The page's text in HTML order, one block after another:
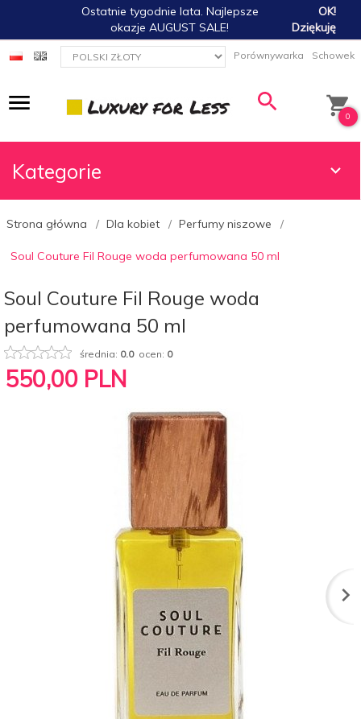
Ostatnie tygodnie lata. Najlepsze
okazje AUGUST SALE!
OK!
Dziękuję
currency_h Porównywarka Schowek
0
Kategorie
Strona główna Dla kobiet Perfumy niszowe
Soul Couture Fil Rouge woda perfumowana 50 ml
Soul Couture Fil Rouge woda
perfumowana 50 ml
średnia: 0.0ocen: 0
550,00 PLN